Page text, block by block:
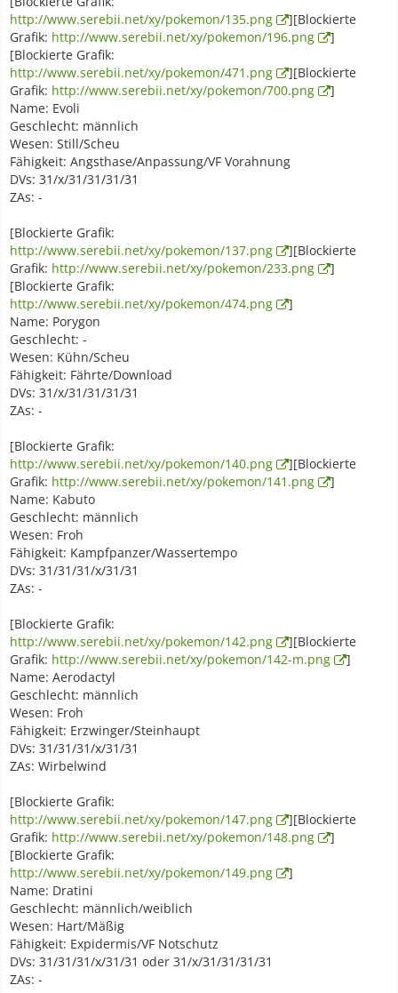
http://www.serebii.net/xy/pokemon/135.png
][Blockierte
Grafik: http://www.serebii.net/xy/pokemon/196.png
]
[Blockierte Grafik:
http://www.serebii.net/xy/pokemon/471.png
][Blockierte
Grafik: http://www.serebii.net/xy/pokemon/700.png
]
Name: Evoli
Geschlecht: männlich
Wesen: Still/Scheu
Fähigkeit: Angsthase/Anpassung/VF Vorahnung
DVs: 31/x/31/31/31/31
ZAs: -
[Blockierte Grafik:
http://www.serebii.net/xy/pokemon/137.png
][Blockierte
Grafik: http://www.serebii.net/xy/pokemon/233.png
]
[Blockierte Grafik:
http://www.serebii.net/xy/pokemon/474.png
]
Name: Porygon
Geschlecht: -
Wesen: Kühn/Scheu
Fähigkeit: Fährte/Download
DVs: 31/x/31/31/31/31
ZAs: -
[Blockierte Grafik:
http://www.serebii.net/xy/pokemon/140.png
][Blockierte
Grafik: http://www.serebii.net/xy/pokemon/141.png
]
Name: Kabuto
Geschlecht: männlich
Wesen: Froh
Fähigkeit: Kampfpanzer/Wassertempo
DVs: 31/31/31/x/31/31
ZAs: -
[Blockierte Grafik:
http://www.serebii.net/xy/pokemon/142.png
][Blockierte
Grafik: http://www.serebii.net/xy/pokemon/142-m.png
]
Name: Aerodactyl
Geschlecht: männlich
Wesen: Froh
Fähigkeit: Erzwinger/Steinhaupt
DVs: 31/31/31/x/31/31
ZAs: Wirbelwind
[Blockierte Grafik:
http://www.serebii.net/xy/pokemon/147.png
][Blockierte
Grafik: http://www.serebii.net/xy/pokemon/148.png
]
[Blockierte Grafik:
http://www.serebii.net/xy/pokemon/149.png
]
Name: Dratini
Geschlecht: männlich/weiblich
Wesen: Hart/Mäßig
Fähigkeit: Expidermis/VF Notschutz
DVs: 31/31/31/x/31/31 oder 31/x/31/31/31/31
ZAs: -